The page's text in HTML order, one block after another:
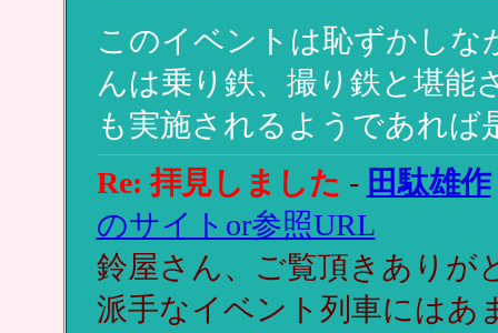
このイベントは恥ずかしな
んは乗り鉄、撮り鉄と堪能
も実施されるようであれ
Re: 拝見しました - 田駄雄作
のサイトor参照URL
鈴屋さん、ご覧頂きありが
派手なイベント列車にはあ